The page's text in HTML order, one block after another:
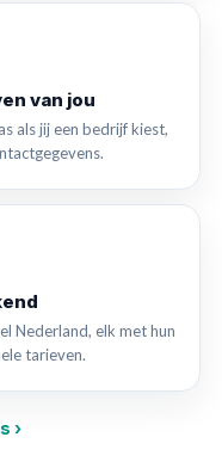
van jou
als jij een bedrijf kiest,
Nederland, elk met hun
tarieven.
›